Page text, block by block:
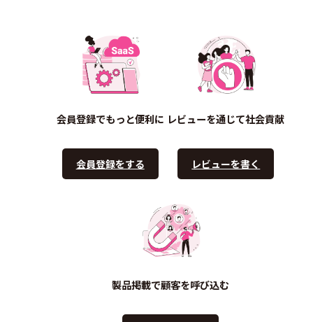
会員登録でもっと便利に
会員登録をする
レビューを通じて社会貢献
レビューを書く
製品掲載で顧客を呼び込む